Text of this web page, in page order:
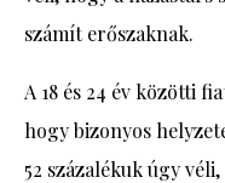
számít erőszaknak.
A 18 és 24 év közötti
hogy bizonyos
52 százalékuk úgy